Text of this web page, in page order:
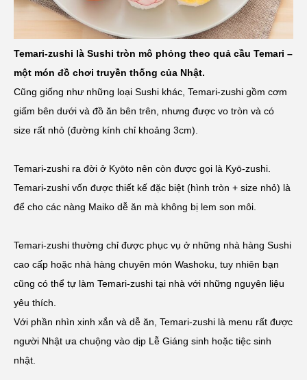
Temari-zushi là Sushi tròn mô phỏng theo quả cầu Temari –
một món đồ chơi truyền thống của Nhật.
Cũng giống như những loại Sushi khác, Temari-zushi gồm cơm
giấm bên dưới và đồ ăn bên trên, nhưng được vo tròn và có
size rất nhỏ (đường kính chỉ khoảng 3cm).
Temari-zushi ra đời ở Kyōto nên còn được gọi là Kyō-zushi.
Temari-zushi vốn được thiết kế đặc biệt (hình tròn + size nhỏ) là
để cho các nàng Maiko dễ ăn mà không bị lem son môi.
Temari-zushi thường chỉ được phục vụ ở những nhà hàng Sushi
cao cấp hoặc nhà hàng chuyên món Washoku, tuy nhiên bạn
cũng có thể tự làm Temari-zushi tại nhà với những nguyên liệu
yêu thích.
Với phần nhìn xinh xắn và dễ ăn, Temari-zushi là menu rất được
người Nhật ưa chuộng vào dịp Lễ Giáng sinh hoặc tiệc sinh
nhật.